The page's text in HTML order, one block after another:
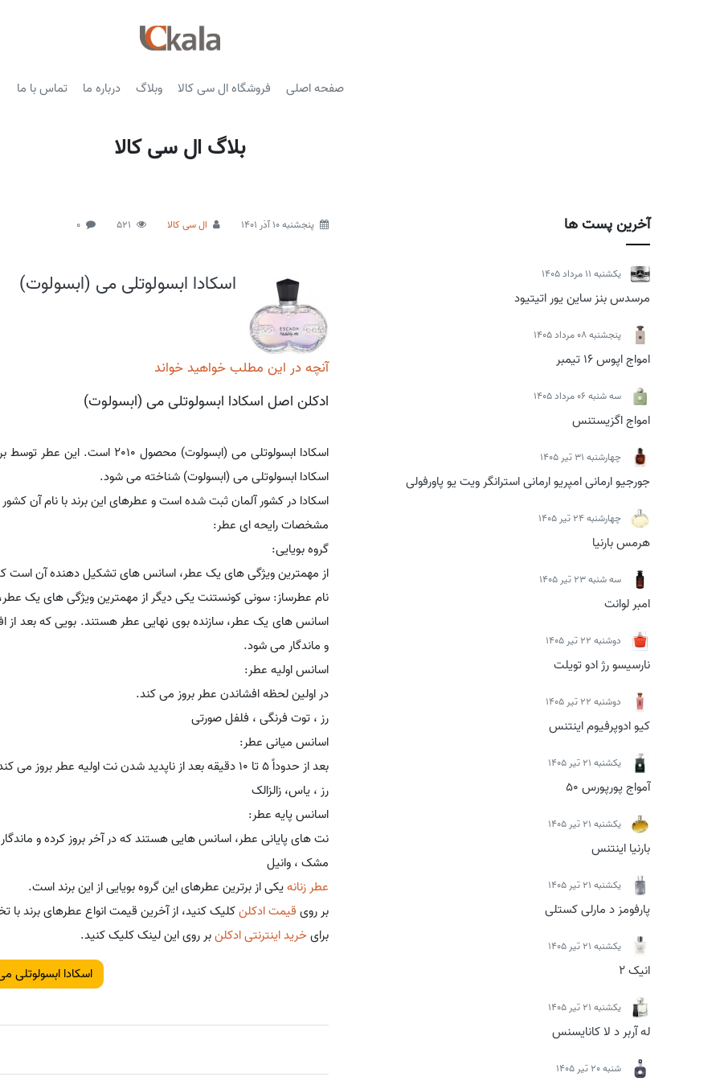
صفحه اصلی فروشگاه ال سی کالا وبلاگ درباره ما تماس با ما
بلاگ ال سی کالا
آخرین پست ها
يكشنبه 11 مرداد 1405
مرسدس بنز ساین یور اتیتیود
پنجشنبه 08 مرداد 1405
امواج اپوس 16 تیمبر
سه شنبه 06 مرداد 1405
امواج اگزیستنس
چهارشنبه 31 تیر 1405
جورجیو ارمانی امپریو ارمانی استرانگر ویت یو پاورفولی
چهارشنبه 24 تیر 1405
هرمس بارنیا
سه شنبه 23 تیر 1405
امبر لوانت
دوشنبه 22 تیر 1405
نارسیسو رژ ادو تویلت
دوشنبه 22 تیر 1405
کیو ادوپرفیوم اینتنس
يكشنبه 21 تیر 1405
آمواج پورپورس 50
يكشنبه 21 تیر 1405
بارنیا اینتنس
يكشنبه 21 تیر 1405
پارفومز د مارلی کستلی
يكشنبه 21 تیر 1405
انیک 2
يكشنبه 21 تیر 1405
له آربر د لا کانایسنس
شنبه 20 تیر 1405
پنجشنبه 10 آذر 1401 ال سی کالا 521
0
اسکادا ابسولوتلی می (ابسولوت)
آنچه در این مطلب خواهید خواند
ادکلن اصل اسکادا ابسولوتلی می (ابسولوت)
اسکادا ابسولوتلی می (ابسولوت) محصول 2010 است. این عطر توسط برند
اسکادا ابسولوتلی می (ابسولوت) شناخته می شود.
اسکادا در کشور آلمان ثبت شده است و عطرهای این برند با نام آن
مشخصات رایحه ای عطر:
گروه بویایی:
از مهمترین ویژگی های یک عطر، اسانس های تشکیل دهنده آن است
نام عطرساز: سونی کونستنت یکی دیگر از مهمترین ویژگی های یک
اسانس های یک عطر، سازنده بوی نهایی عطر هستند. بویی که بعد
و ماندگار می شود.
اسانس اولیه عطر:
در اولین لحظه افشاندن عطر بروز می کند.
رز ، توت فرنگی ، فلفل صورتی
اسانس میانی عطر:
بعد از حدوداً 5 تا 10 دقیقه بعد از ناپدید شدن نت اولیه عطر بروز می کند.
رز ، یاس، زالزالک
اسانس پایه عطر:
نت های پایانی عطر، اسانس هایی هستند که در آخر بروز کرده و
مشک ، وانیل
عطر زنانهیکی از برترین عطرهای این گروه بویایی از این برند است.
بر روی قیمت ادکلنکلیک کنید، از آخرین قیمت انواع عطرهای برند
برایخرید اینترنتی ادکلنبر روی این لینک کلیک کنید.
اسکادا ابسولوتلی